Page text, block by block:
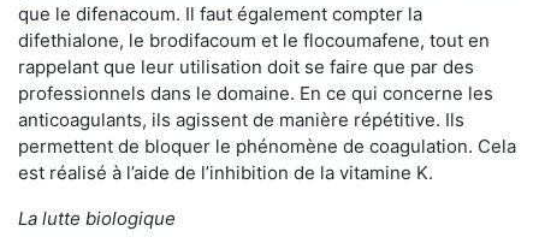
que le difenacoum. Il faut également compter la
difethialone, le brodifacoum et le flocoumafene, tout en
rappelant que leur utilisation doit se faire que par des
professionnels dans le domaine. En ce qui concerne les
anticoagulants, ils agissent de manière répétitive. Ils
permettent de bloquer le phénomène de coagulation. Cela
est réalisé à l’aide de l’inhibition de la vitamine K.
La lutte biologique